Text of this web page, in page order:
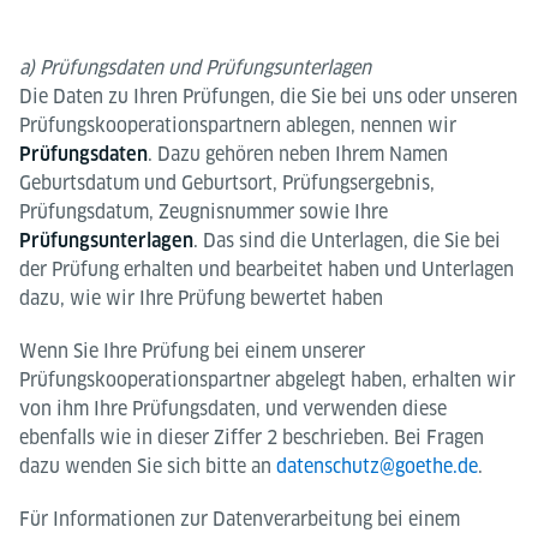
a) Prüfungsdaten und Prüfungsunterlagen
Die Daten zu Ihren Prüfungen, die Sie bei uns oder unseren
Prüfungskooperationspartnern ablegen, nennen wir
Prüfungsdaten. Dazu gehören neben Ihrem Namen
Geburtsdatum und Geburtsort, Prüfungsergebnis,
Prüfungsdatum, Zeugnisnummer sowie Ihre
Prüfungsunterlagen. Das sind die Unterlagen, die Sie bei
der Prüfung erhalten und bearbeitet haben und Unterlagen
dazu, wie wir Ihre Prüfung bewertet haben
Wenn Sie Ihre Prüfung bei einem unserer
Prüfungskooperationspartner abgelegt haben, erhalten wir
von ihm Ihre Prüfungsdaten, und verwenden diese
ebenfalls wie in dieser Ziffer 2 beschrieben. Bei Fragen
dazu wenden Sie sich bitte an datenschutz@goethe.de.
Für Informationen zur Datenverarbeitung bei einem